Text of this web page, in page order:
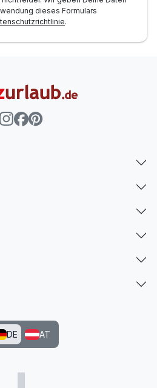
dieses Formulars
.
DE AT